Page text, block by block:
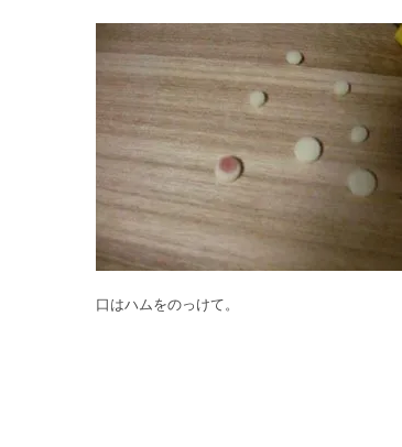
口はハムをのっけて。